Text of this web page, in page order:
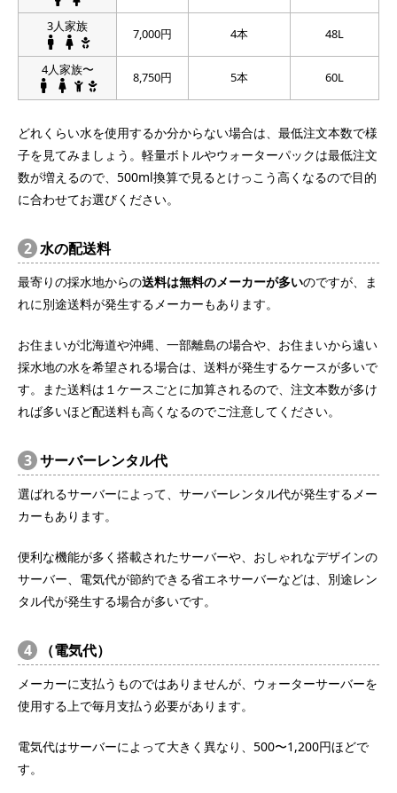
3人家族 7,000円 4本 48L
4人家族〜 8,750円 5本 60L
どれくらい水を使用するか分からない場合は、最低注文本数で様
子を見てみましょう。軽量ボトルやウォーターパックは最低注文
数が増えるので、500ml換算で見るとけっこう高くなるので目的
に合わせてお選びください。
2 水の配送料
最寄りの採水地からの送料は無料のメーカーが多いのですが、ま
れに別途送料が発生するメーカーもあります。
お住まいが北海道や沖縄、一部離島の場合や、お住まいから遠い
採水地の水を希望される場合は、送料が発生するケースが多いで
す。また送料は１ケースごとに加算されるので、注文本数が多け
れば多いほど配送料も高くなるのでご注意してください。
3 サーバーレンタル代
選ばれるサーバーによって、サーバーレンタル代が発生するメー
カーもあります。
便利な機能が多く搭載されたサーバーや、おしゃれなデザインの
サーバー、電気代が節約できる省エネサーバーなどは、別途レン
タル代が発生する場合が多いです。
4 （電気代）
メーカーに支払うものではありませんが、ウォーターサーバーを
使用する上で毎月支払う必要があります。
電気代はサーバーによって大きく異なり、500〜1,200円ほどで
す。